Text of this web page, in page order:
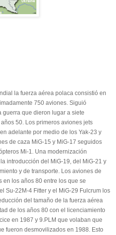
la fuerza aérea polaca consistió en
750 aviones. Siguió
guerra que dieron lugar a siete
50. Los primeros aviones jets
adelante por medio de los Yak-23 y
de caza MiG-15 y MiG-17 seguidos
Mi-1. Una modernización
introducción del MiG-19, del MiG-21 y
y de transporte. Los aviones de
en los años 80 entre los que se
Su-22M-4 Fitter y el MiG-29 Fulcrum los
del tamaño de la fuerza aérea
de los años 80 con el licenciamiento
en 1987 y 9.PLM que volaban que
fueron desmovilizados en 1988. Esto